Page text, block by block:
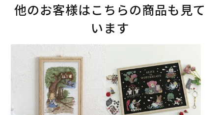
他のお客様はこちらの商品も見て
います